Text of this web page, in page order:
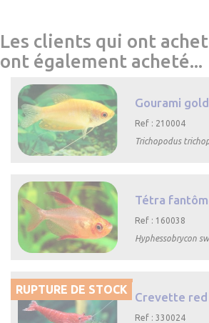
Les clients qui ont
ont également acheté...
Gourami gold
Ref : 210004
Trichopodus
Tétra
Ref : 160038
Hyphessobrycon
Crevette
Ref : 330024
RUPTURE DE STOCK